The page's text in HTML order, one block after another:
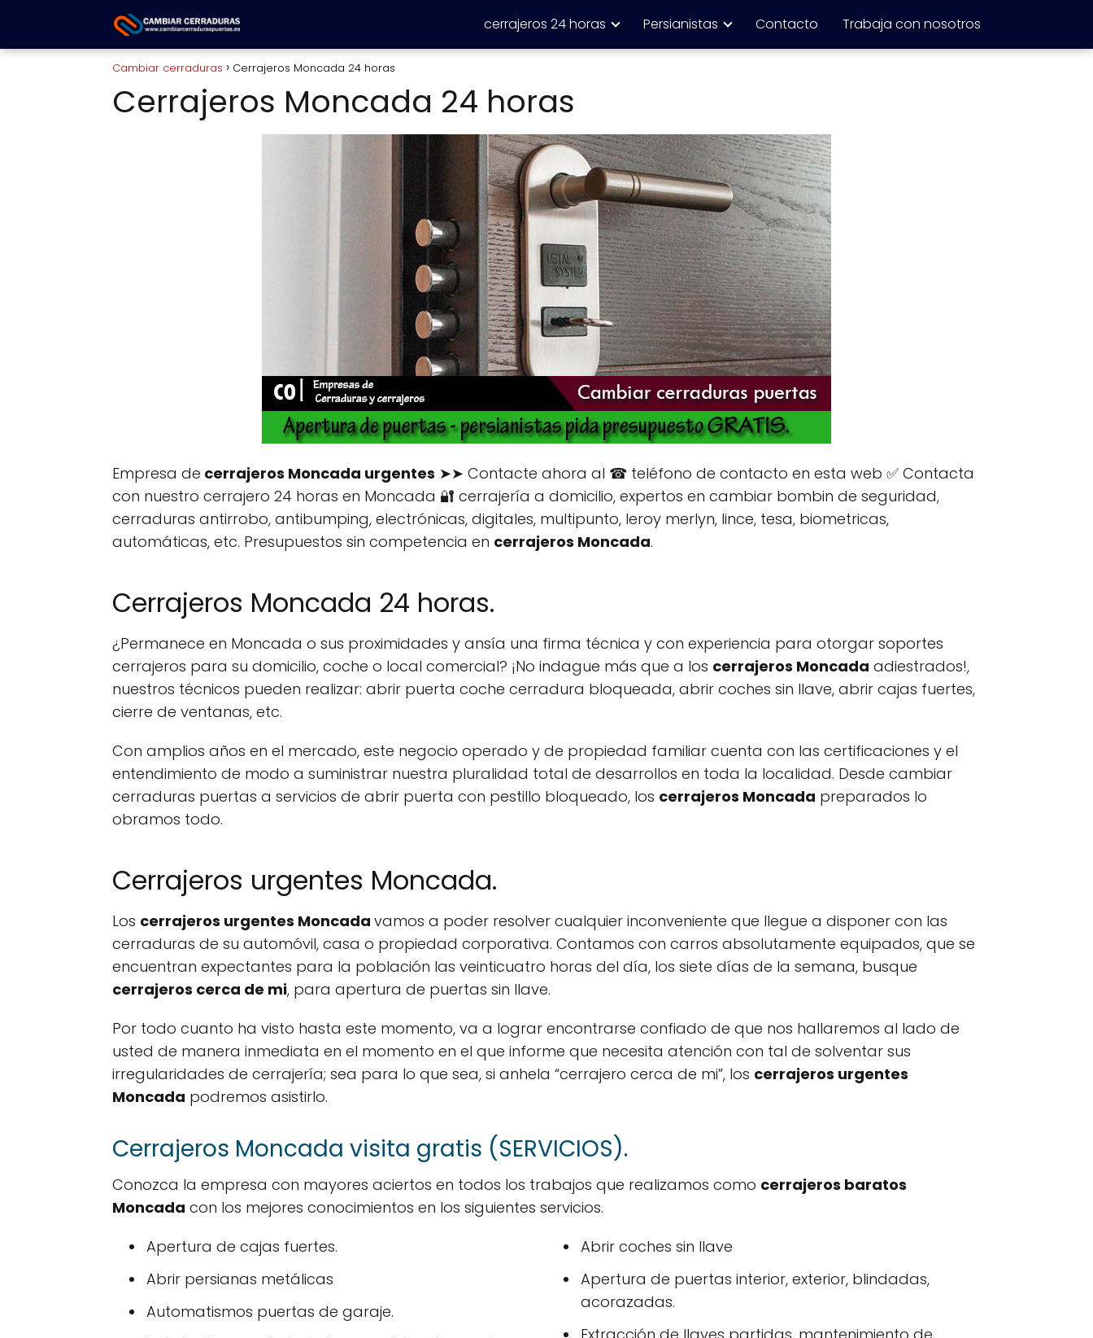
cerrajeros 24 horas Persianistas Contacto Trabaja con nosotros
Cambiar cerraduras Cerrajeros Moncada 24 horas
Cerrajeros Moncada 24 horas
Empresa de cerrajeros Moncada urgentes ➤➤ Contacte ahora al ☎ teléfono de contacto en esta web ✅ Contacta
con nuestro cerrajero 24 horas en Moncada 🔐 cerrajería a domicilio, expertos en cambiar bombin de seguridad,
cerraduras antirrobo, antibumping, electrónicas, digitales, multipunto, leroy merlyn, lince, tesa, biometricas,
automáticas, etc. Presupuestos sin competencia en cerrajeros Moncada.
Cerrajeros Moncada 24 horas.
¿Permanece en Moncada o sus proximidades y ansía una firma técnica y con experiencia para otorgar soportes
cerrajeros para su domicilio, coche o local comercial? ¡No indague más que a los cerrajeros Moncada adiestrados!,
nuestros técnicos pueden realizar: abrir puerta coche cerradura bloqueada, abrir coches sin llave, abrir cajas fuertes,
cierre de ventanas, etc.
Con amplios años en el mercado, este negocio operado y de propiedad familiar cuenta con las certificaciones y el
entendimiento de modo a suministrar nuestra pluralidad total de desarrollos en toda la localidad. Desde cambiar
cerraduras puertas a servicios de abrir puerta con pestillo bloqueado, los cerrajeros Moncada preparados lo
obramos todo.
Cerrajeros urgentes Moncada.
Los cerrajeros urgentes Moncada vamos a poder resolver cualquier inconveniente que llegue a disponer con las
cerraduras de su automóvil, casa o propiedad corporativa. Contamos con carros absolutamente equipados, que se
encuentran expectantes para la población las veinticuatro horas del día, los siete días de la semana, busque
cerrajeros cerca de mi, para apertura de puertas sin llave.
Por todo cuanto ha visto hasta este momento, va a lograr encontrarse confiado de que nos hallaremos al lado de
usted de manera inmediata en el momento en el que informe que necesita atención con tal de solventar sus
irregularidades de cerrajería; sea para lo que sea, si anhela “cerrajero cerca de mi”, los cerrajeros urgentes
Moncada podremos asistirlo.
Cerrajeros Moncada visita gratis (SERVICIOS).
Conozca la empresa con mayores aciertos en todos los trabajos que realizamos como cerrajeros baratos
Moncada con los mejores conocimientos en los siguientes servicios.
Apertura de cajas fuertes.
Abrir persianas metálicas
Automatismos puertas de garaje.
Abrir coches sin llave
Apertura de puertas interior, exterior, blindadas,
acorazadas.